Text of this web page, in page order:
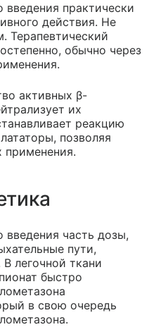
введения практически
действия. Не
Терапевтический
обычно через
активных β-
их
реакцию
позволяя
применения.
введения часть дозы,
пути,
В легочной ткани
быстро
в свою очередь